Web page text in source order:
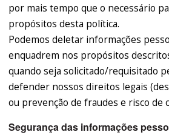
por mais tempo que o necessário
propósitos desta política.
Podemos deletar informações
enquadrem nos propósitos
quando seja solicitado/requisitado
defender nossos direitos legais
ou prevenção de fraudes e risco de
Segurança das informações